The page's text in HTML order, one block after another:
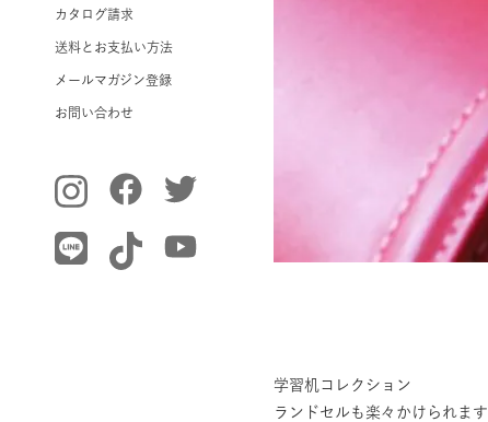
カタログ請求
送料とお支払い方法
メールマガジン登録
お問い合わせ
学習机コレクション
ランドセルも楽々かけられます